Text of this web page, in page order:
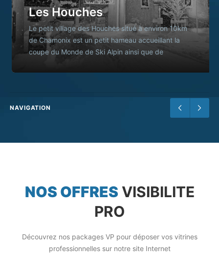
Les Houches
Le petit village des Houches situé à environ 10km
de Chamonix est un petit hameau accueillant la
coupe du Monde de Ski Alpin ainsi que de
NAVIGATION
NOS OFFRES VISIBILITE
PRO
Découvrez nos packages VP pour déposer vos vitrines
professionnelles sur notre site Internet